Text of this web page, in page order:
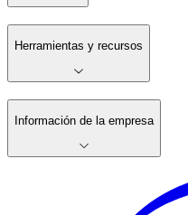
Herramientas y recursos
Información de la empresa